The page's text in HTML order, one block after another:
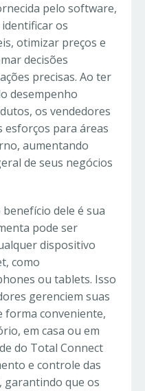
pelo software,
os
otimizar preços e
decisões
precisas. Ao ter
desempenho
os vendedores
esforços para áreas
aumentando
de seus negócios
dele é sua
pode ser
dispositivo
como
ou tablets. Isso
gerenciem suas
forma conveniente,
em casa ou em
do Total Connect
e controle das
garantindo que os